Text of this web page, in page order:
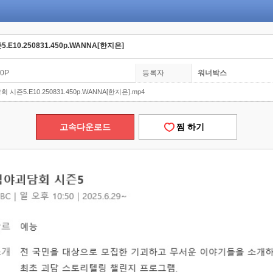
한지은]
등록자 워너박스
시즌5.E10.250831.450p.WANNA[한지은].mp4
고속다운로드 찜 하기